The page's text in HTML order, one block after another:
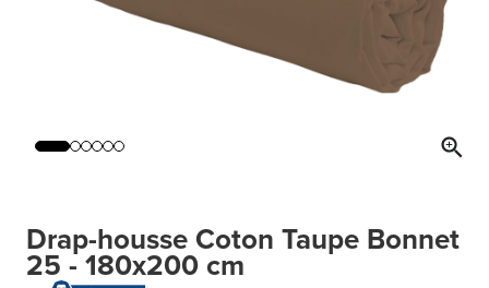
Drap-housse Coton Taupe Bonnet
25 - 180x200 cm